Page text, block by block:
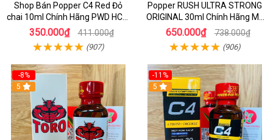
Shop Bán Popper C4 Red Đỏ
chai 10ml Chính Hãng PWD HCM
kích thích Cực Mạnh cho LGBT -
TOP BOT
350.000₫ 411.000₫
(907)
Popper RUSH ULTRA STRONG
ORIGINAL 30ml Chính Hãng Mỹ
PWD - Tăng Khoái Cảm Mạnh
650.000₫ 738.000₫
(906)
-8%
5
-11%
5